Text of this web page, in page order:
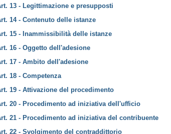
13 - Legittimazione e presupposti
14 - Contenuto delle istanze
15 - Inammissibilità delle istanze
16 - Oggetto dell'adesione
17 - Ambito dell'adesione
18 - Competenza
19 - Attivazione del procedimento
20 - Procedimento ad iniziativa dell'ufficio
21 - Procedimento ad iniziativa del contribuente
22 - Svolgimento del contraddittorio